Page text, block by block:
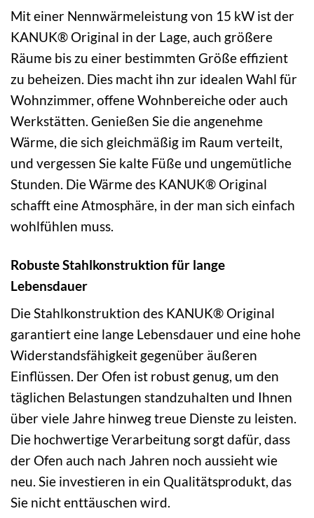
Mit einer Nennwärmeleistung von 15 kW ist der
KANUK® Original in der Lage, auch größere
Räume bis zu einer bestimmten Größe effizient
zu beheizen. Dies macht ihn zur idealen Wahl für
Wohnzimmer, offene Wohnbereiche oder auch
Werkstätten. Genießen Sie die angenehme
Wärme, die sich gleichmäßig im Raum verteilt,
und vergessen Sie kalte Füße und ungemütliche
Stunden. Die Wärme des KANUK® Original
schafft eine Atmosphäre, in der man sich einfach
wohlfühlen muss.
Robuste Stahlkonstruktion für lange
Lebensdauer
Die Stahlkonstruktion des KANUK® Original
garantiert eine lange Lebensdauer und eine hohe
Widerstandsfähigkeit gegenüber äußeren
Einflüssen. Der Ofen ist robust genug, um den
täglichen Belastungen standzuhalten und Ihnen
über viele Jahre hinweg treue Dienste zu leisten.
Die hochwertige Verarbeitung sorgt dafür, dass
der Ofen auch nach Jahren noch aussieht wie
neu. Sie investieren in ein Qualitätsprodukt, das
Sie nicht enttäuschen wird.